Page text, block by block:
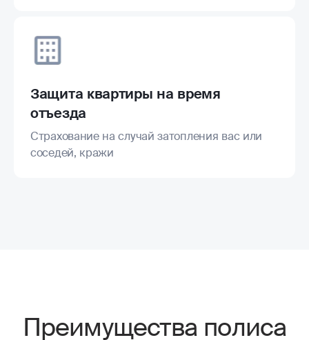
Защита квартиры на время
отъезда
Страхование на случай затопления вас или
соседей, кражи
Преимущества полиса